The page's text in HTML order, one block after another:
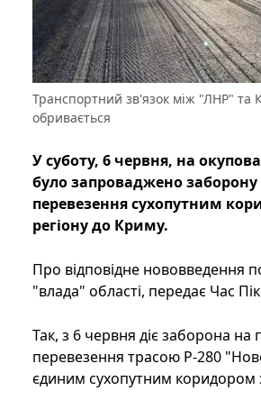
Транспортний зв'язок між "ЛНР" та
обривається
У суботу, 6 червня, на
було запроваджено заборону
перевезення сухопутним
регіону до Криму.
Про відповідне нововведення
"влада" області, передає Час
Так, з 6 червня діє заборона на
перевезення трасою Р-280
єдиним сухопутним